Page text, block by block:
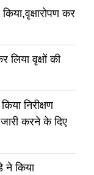
कर
लिया वृक्षों की
निरीक्षण
करने के दिए
ने किया